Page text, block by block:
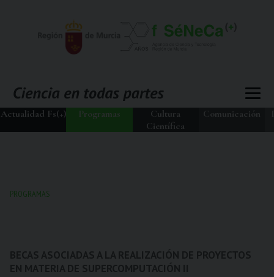
Actualidad Fs(+) Programas
Cultura
Científica
Comunicación
PROGRAMAS